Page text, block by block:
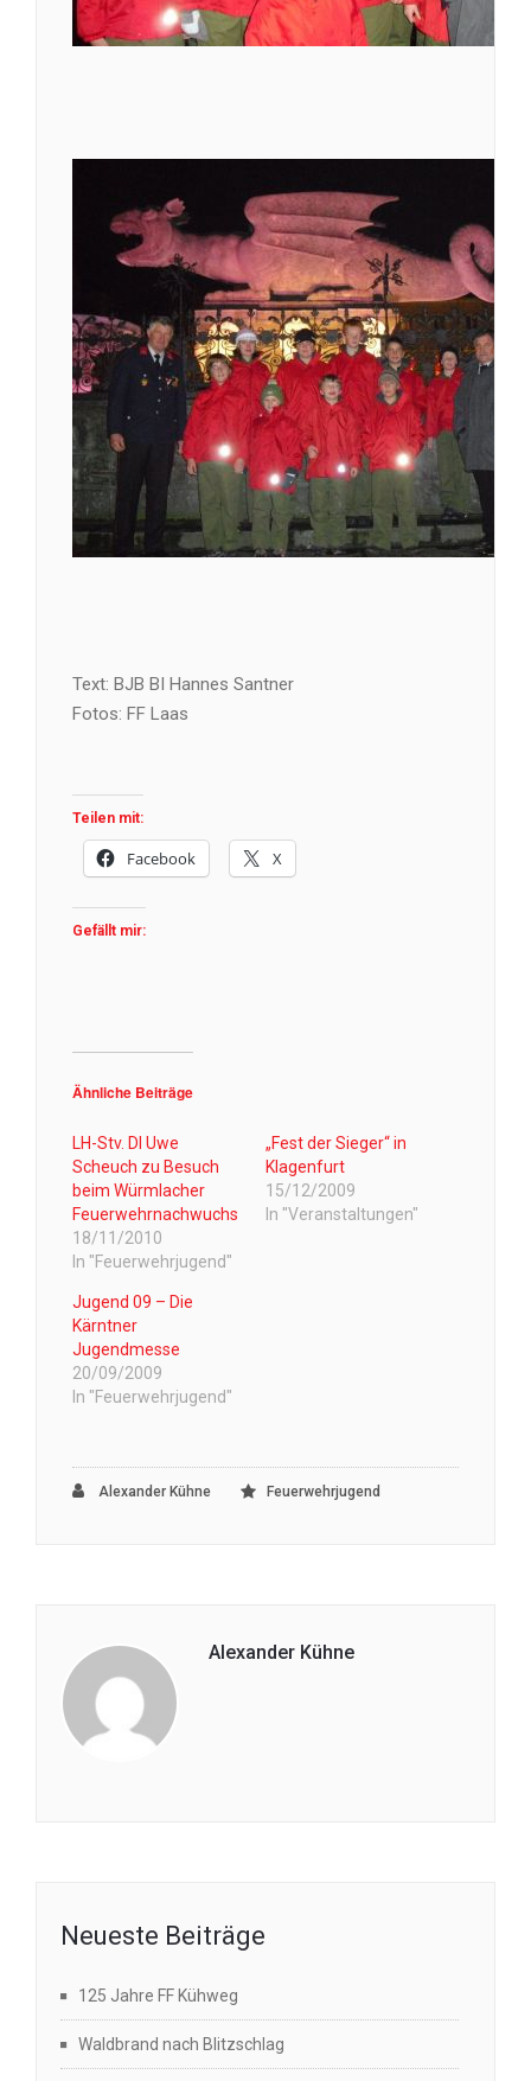
Text: BJB BI Hannes Santner
Fotos: FF Laas
Teilen mit:
Facebook X
Gefällt mir:
Ähnliche Beiträge
LH-Stv. DI Uwe
Scheuch zu Besuch
beim Würmlacher
Feuerwehrnachwuchs
18/11/2010
In "Feuerwehrjugend"
„Fest der Sieger“ in
Klagenfurt
15/12/2009
In "Veranstaltungen"
Jugend 09 – Die
Kärntner
Jugendmesse
20/09/2009
In "Feuerwehrjugend"
Alexander Kühne Feuerwehrjugend
Alexander Kühne
Neueste Beiträge
125 Jahre FF Kühweg
Waldbrand nach Blitzschlag